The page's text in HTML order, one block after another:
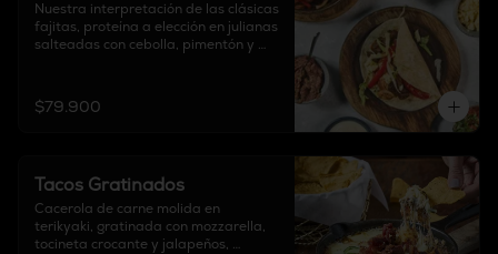
Nuestra interpretación de las clásicas
fajitas, proteína a elección en julianas
salteadas con cebolla, pimentón y
mozzarella, pico de gallo, lechuga
chifonada y
$79.900
Tacos Gratinados
Cacerola de carne molida en
terikyaki, gratinada con mozzarella,
tocineta crocante y jalapeños,